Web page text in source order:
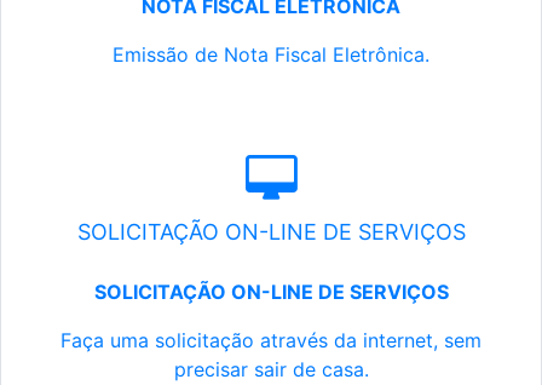
NOTA FISCAL ELETRÔNICA
Emissão de Nota Fiscal Eletrônica.
SOLICITAÇÃO ON-LINE DE SERVIÇOS
SOLICITAÇÃO ON-LINE DE SERVIÇOS
Faça uma solicitação através da internet, sem
precisar sair de casa.